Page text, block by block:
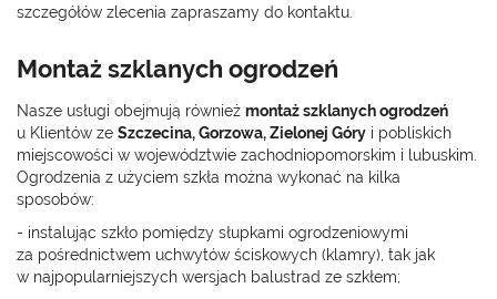
szczegółów zlecenia zapraszamy do kontaktu.
Montaż szklanych ogrodzeń
Nasze usługi obejmują również montaż szklanych ogrodzeń
u Klientów ze Szczecina, Gorzowa, Zielonej Góry i pobliskich
miejscowości w województwie zachodniopomorskim i lubuskim.
Ogrodzenia z użyciem szkła można wykonać na kilka
sposobów:
- instalując szkło pomiędzy słupkami ogrodzeniowymi
za pośrednictwem uchwytów ściskowych (klamry), tak jak
w najpopularniejszych wersjach balustrad ze szkłem;